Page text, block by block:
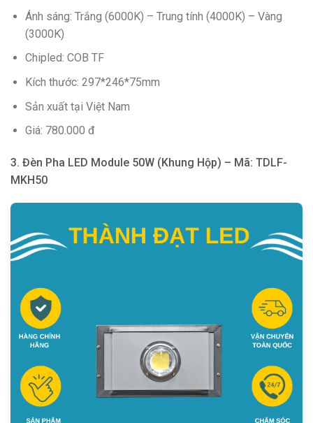
Ánh sáng: Trắng (6000K) – Trung tính (4000K) – Vàng
(3000K)
Chipled: COB TF
Kích thước: 297*246*75mm
Sản xuất tại Việt Nam
Giá: 780.000 đ
3. Đèn Pha LED Module 50W (Khung Hộp) – Mã: TDLF-
MKH50